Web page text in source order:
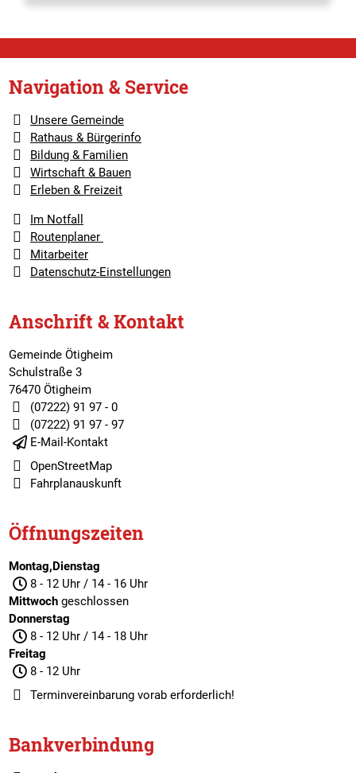
Navigation & Service
Unsere Gemeinde
Rathaus & Bürgerinfo
Bildung & Familien
Wirtschaft & Bauen
Erleben & Freizeit
Im Notfall
Routenplaner
Mitarbeiter
Datenschutz-Einstellungen
Anschrift & Kontakt
Gemeinde Ötigheim
Schulstraße 3
76470 Ötigheim
(07222) 91 97 - 0
(07222) 91 97 - 97
E-Mail-Kontakt
OpenStreetMap
Fahrplanauskunft
Öffnungszeiten
Montag,Dienstag
8 - 12 Uhr / 14 - 16 Uhr
Mittwochgeschlossen
Donnerstag
8 - 12 Uhr / 14 - 18 Uhr
Freitag
8 - 12 Uhr
Terminvereinbarungvorab erforderlich!
Bankverbindung